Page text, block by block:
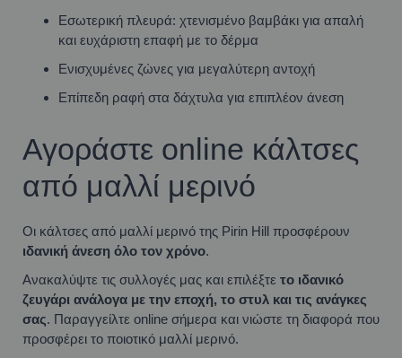
Εσωτερική πλευρά: χτενισμένο βαμβάκι για απαλή
και ευχάριστη επαφή με το δέρμα
Ενισχυμένες ζώνες για μεγαλύτερη αντοχή
Επίπεδη ραφή στα δάχτυλα για επιπλέον άνεση
Αγοράστε online κάλτσες
από μαλλί μερινό
Οι κάλτσες από μαλλί μερινό της Pirin Hill προσφέρουν
ιδανική άνεση όλο τον χρόνο.
Ανακαλύψτε τις συλλογές μας και επιλέξτε το ιδανικό
ζευγάρι ανάλογα με την εποχή, το στυλ και τις ανάγκες
σας. Παραγγείλτε online σήμερα και νιώστε τη διαφορά που
προσφέρει το ποιοτικό μαλλί μερινό.